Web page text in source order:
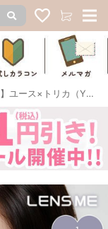
【乱視用：乱視度数：-0.75D】ユース×トリカ（YOUS×TORICA）